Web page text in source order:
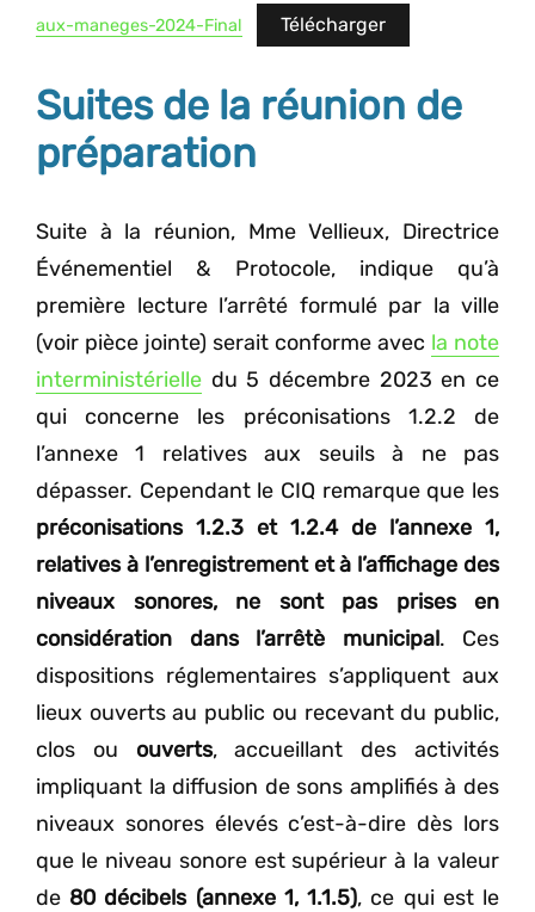
aux-maneges-2024-Final Télécharger
Suites de la réunion de
préparation
Suite à la réunion, Mme Vellieux, Directrice
Événementiel & Protocole, indique qu’à
première lecture l’arrêté formulé par la ville
(voir pièce jointe) serait conforme avec la note
interministérielle du 5 décembre 2023 en ce
qui concerne les préconisations 1.2.2 de
l’annexe 1 relatives aux seuils à ne pas
dépasser. Cependant le CIQ remarque que les
préconisations 1.2.3 et 1.2.4 de l’annexe 1,
relatives à l’enregistrement et à l’affichage des
niveaux sonores, ne sont pas prises en
considération dans l’arrêtè municipal. Ces
dispositions réglementaires s’appliquent aux
lieux ouverts au public ou recevant du public,
clos ou ouverts, accueillant des activités
impliquant la diffusion de sons amplifiés à des
niveaux sonores élevés c’est-à-dire dès lors
que le niveau sonore est supérieur à la valeur
de 80 décibels (annexe 1, 1.1.5), ce qui est le